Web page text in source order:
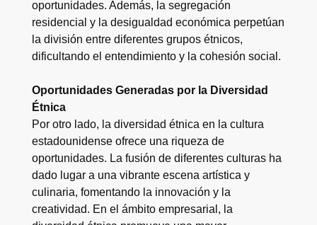
oportunidades. Además, la segregación
residencial y la desigualdad económica perpetúan
la división entre diferentes grupos étnicos,
dificultando el entendimiento y la cohesión social.
Oportunidades Generadas por la Diversidad
Étnica
Por otro lado, la diversidad étnica en la cultura
estadounidense ofrece una riqueza de
oportunidades. La fusión de diferentes culturas ha
dado lugar a una vibrante escena artística y
culinaria, fomentando la innovación y la
creatividad. En el ámbito empresarial, la